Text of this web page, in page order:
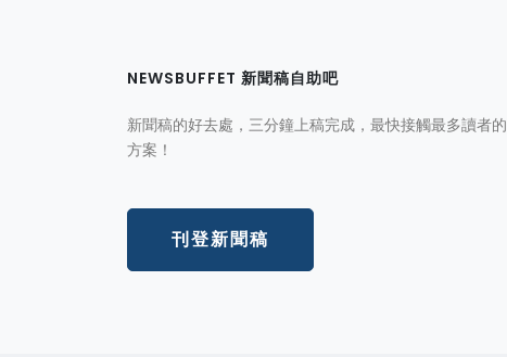
NEWSBUFFET 新聞稿自助吧
新聞稿的好去處，三分鐘上稿完成，最快接觸最多讀者的
方案！
刊登新聞稿